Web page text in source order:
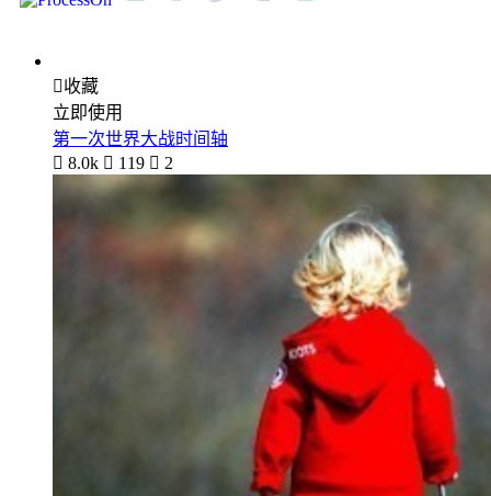
收藏
立即使用
第一次世界大战时间轴
 8.0k  119  2